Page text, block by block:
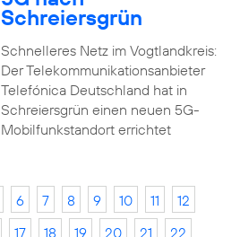
Schreiersgrün
Schnelleres Netz im Vogtlandkreis:
Der Telekommunikationsanbieter
Telefónica Deutschland hat in
Schreiersgrün einen neuen 5G-
Mobilfunkstandort errichtet
6 7 8 9 10 11
12
17 18 19 20 21 22